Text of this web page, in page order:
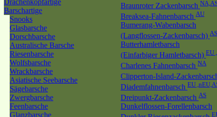
Drachenkopfartige
Barschartige
Snooks
Glasbarsche
Dorschbarsche
Australische Barsche
Riesenbarsche
Wolfsbarsche
Wrackbarsche
Asiatische Seebarsche
Sägebarsche
Zwergbarsche
Feenbarsche
Glanzbarsche
Braunroter Zackenbarsch
Breaksea-Fahnenbarsch AU
Bumerang-Wabenbarsch
(Langflossen-Zackenbarsch) AS
Butterhamletbarsch
(Einfarbiger Hamletbarsch) EU
Charlenes Fahnenbarsch NA
Clipperton-Island-
Diademfahnenbarsch EU
Dreipunkt-Zackenbarsch AS
Dunkelflossen-Forellenbarsch